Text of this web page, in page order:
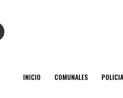
INICIO COMUNALES